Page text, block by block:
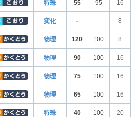
特殊 55 95 16
変化 - - 8
物理 120 100 8
物理 90 100 16
物理 75 100 16
物理 65 100 16
特殊 40 100 20